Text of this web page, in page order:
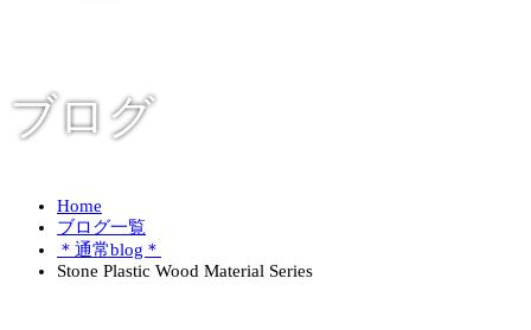
ブログ
Home
ブログ一覧
＊通常blog＊
Stone Plastic Wood Material Series